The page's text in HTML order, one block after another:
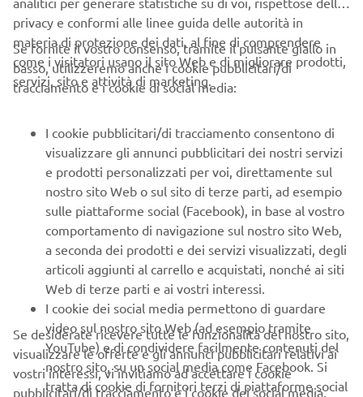
The Yamaha Side-by-Side offers a great combination of a true
two person off-road transportation capability, combined with
superior storage and towing capabilities. Already identified as
an ideal mountain rescue / fire tender, the Viking offers
versatility for Professional User applications.
A full range of Yamaha All Terrain Vehicles gives options for all
budgets and requirements. Already well established in many
fields, and with a number of proven Professional User
development trialed, you can be assured that Yamaha can
provide machines to suit your needs.
CORPORATE
privacy e conformi alle linee guida delle autorità in
materia di protezione dei dati, al fine di comprendere
come i visitatori usano il sito Web e di migliorare prodotti,
servizi, sito e attività di marketing.
Se fornite il vostro consenso, tramite il pulsante giallo in
basso, utilizzeremo anche i cookie pubblicitari/di
tracciamento e i cookie di social media:
visualizzare gli annunci pubblicitari dei nostri servizi
e prodotti personalizzati per voi, direttamente sul
nostro sito Web o sul sito di terze parti, ad esempio
sulle piattaforme social (Facebook), in base al vostro
comportamento di navigazione sul nostro sito Web,
a seconda dei prodotti e dei servizi visualizzati, degli
articoli aggiunti al carrello e acquistati, nonché ai siti
Web di terze parti e ai vostri interessi.
I cookie dei social media permettono di guardare
video sul nostro sito Web (ad esempio tramite
YouTube) e di condividere facilmente contenuti del
nostro sito, su un social media come Facebook. Si
tratta di cookie di fornitori terzi di piattaforme social
che consentono a questi fornitori social di tracciare il
Se desiderate ricevere tutte le funzionalità del nostro sito,
visualizzare le offerte e gli annunci pubblicitari relativi ai
vostri interessi, vi invitiamo ad accettare i cookie
pubblicitari/di tracciamento e i cookie dei social media,